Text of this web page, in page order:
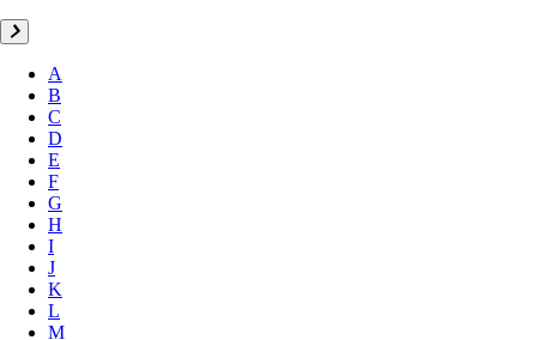
A
B
C
D
E
F
G
H
I
J
K
L
M